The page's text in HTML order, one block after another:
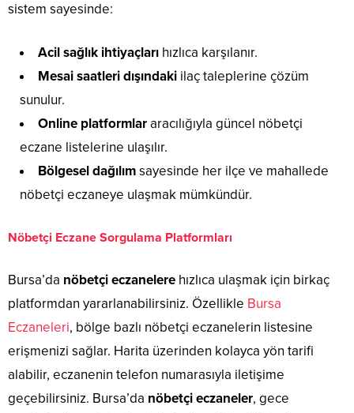
sistem sayesinde:
Acil sağlık ihtiyaçları hızlıca karşılanır.
Mesai saatleri dışındaki ilaç taleplerine çözüm
sunulur.
Online platformlararacılığıyla güncel nöbetçi
eczane listelerine ulaşılır.
Bölgesel dağılımsayesinde her ilçe ve mahallede
nöbetçi eczaneye ulaşmak mümkündür.
Nöbetçi Eczane Sorgulama Platformları
Bursa’da nöbetçi eczanelere hızlıca ulaşmak için birkaç
platformdan yararlanabilirsiniz. Özellikle Bursa
Eczaneleri, bölge bazlı nöbetçi eczanelerin listesine
erişmenizi sağlar. Harita üzerinden kolayca yön tarifi
alabilir, eczanenin telefon numarasıyla iletişime
geçebilirsiniz. Bursa’da nöbetçi eczaneler, gece